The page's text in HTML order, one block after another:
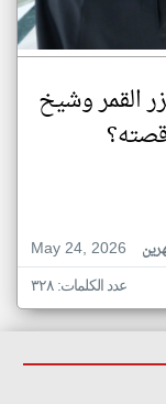
القمر وشيخ
May 24, 2026
عدد الكلمات: ٣٢٨